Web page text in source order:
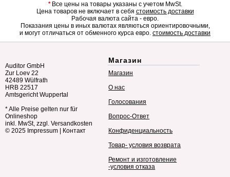
*Все цены на товары указаны с учетом MwSt.
Цена товаров не включает в себя стоимость доставки
Рабочая валюта сайта - евро.
Показания цены в иных валютах являються ориентировочными,
и могут отличаться от обменного курса евро. стоимость доставки
Auditor GmbH
Zur Loev 22
42489 Wülfrath
HRB 22517
Amtsgericht Wuppertal
* Alle Preise gelten nur für
Onlineshop
inkl. MwSt, zzgl. Versandkosten
© 2025 Impressum Контакт
Магазин
Магазин
О нас
Голосования
Вопрос-Ответ
Конфиденциальность
Товар- условия возврата
Ремонт и изготовление
-условия отказа